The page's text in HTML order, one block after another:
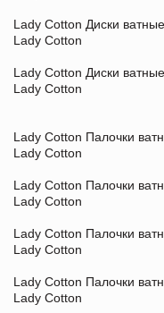
Lady Cotton Диски
Lady Cotton
Lady Cotton Диски
Lady Cotton
Lady Cotton Палочки
Lady Cotton
Lady Cotton Палочки
Lady Cotton
Lady Cotton Палочки
Lady Cotton
Lady Cotton Палочки
Lady Cotton